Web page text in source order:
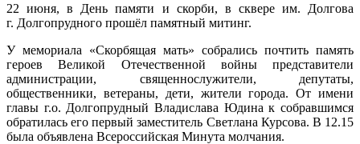
22 июня, в День памяти и скорби, в сквере им. Долгова
г. Долгопрудного прошёл памятный митинг.
У мемориала «Скорбящая мать» собрались почтить память
героев Великой Отечественной войны представители
администрации, священнослужители, депутаты,
общественники, ветераны, дети, жители города. От имени
главы г.о. Долгопрудный Владислава Юдина к собравшимся
обратилась его первый заместитель Светлана Курсова. В 12.15
была объявлена Всероссийская Минута молчания.